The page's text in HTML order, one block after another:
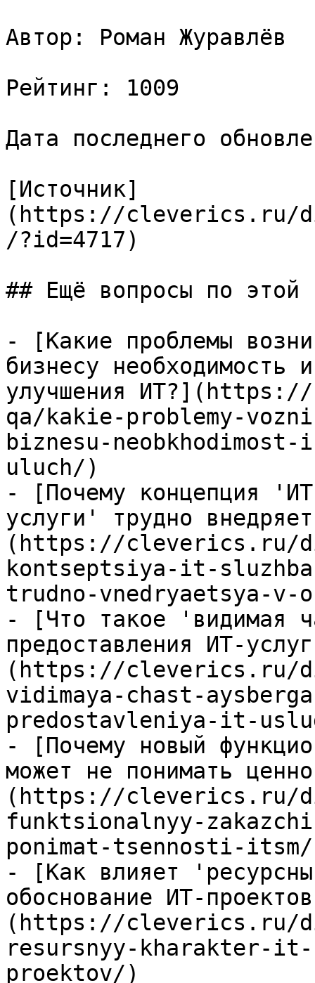
Автор: Роман Журавлёв
Рейтинг: 1009
Дата последнего
[Источник]
(https://cleverics.ru/
/?id=4717)
## Ещё вопросы по этой
- [Какие проблемы
бизнесу необходимость
улучшения
qa/kakie-problemy-
biznesu-
uluch/)
- [Почему концепция
услуги' трудно
(https://cleverics.ru/
kontseptsiya-it-
trudno-vnedryaetsya-
- [Что такое 'видимая
предоставления ИТ-
(https://cleverics.ru/
vidimaya-chast-
predostavleniya-it-
- [Почему новый
может не понимать
(https://cleverics.ru/
funktsionalnyy-
ponimat-tsennosti-
- [Как влияет
обоснование ИТ-
(https://cleverics.ru/
resursnyy-kharakter-
proektov/)